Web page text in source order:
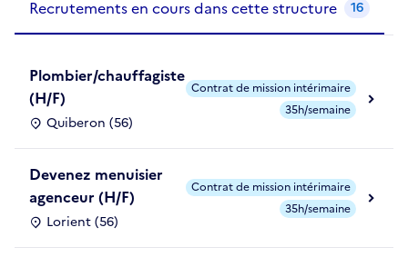
Recrutements en cours dans cette structure 16
Plombier/chauffagiste
(H/F)
Quiberon (56)
Contrat de mission intérimaire
35h/semaine
Devenez menuisier
agenceur (H/F)
Lorient (56)
Contrat de mission intérimaire
35h/semaine